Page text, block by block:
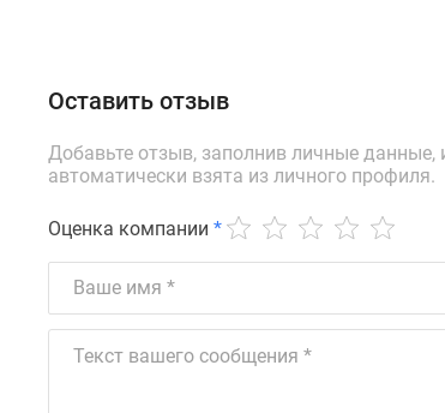
Оставить отзыв
Добавьте отзыв, заполнив личные данные,
автоматически взята из личного профиля.
Оценка компании *